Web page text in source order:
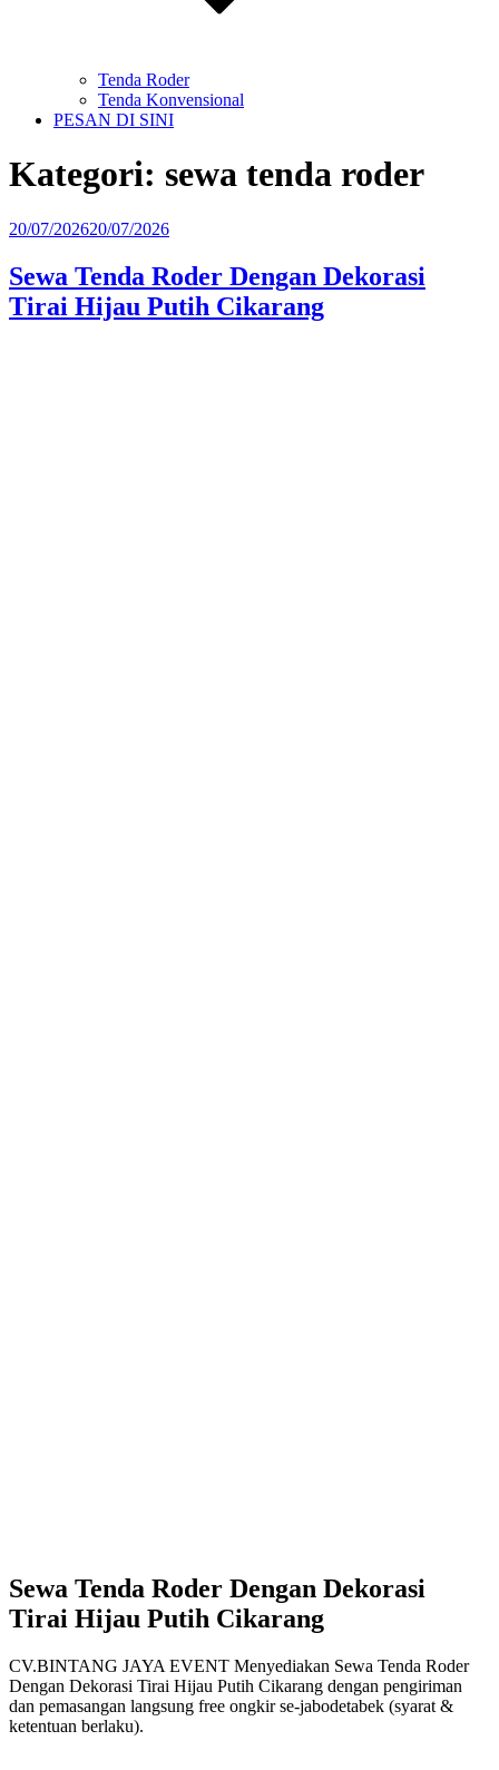
Tenda Roder
Tenda Konvensional
PESAN DI SINI
Kategori: sewa tenda roder
Diposkan
20/07/202620/07/2026
Sewa Tenda Roder Dengan Dekorasi
Tirai Hijau Putih Cikarang
Sewa Tenda Roder Dengan Dekorasi
Tirai Hijau Putih Cikarang
CV.BINTANG JAYA EVENT Menyediakan Sewa Tenda Roder
Dengan Dekorasi Tirai Hijau Putih Cikarang dengan pengiriman
dan pemasangan langsung free ongkir se-jabodetabek (syarat &
ketentuan berlaku).